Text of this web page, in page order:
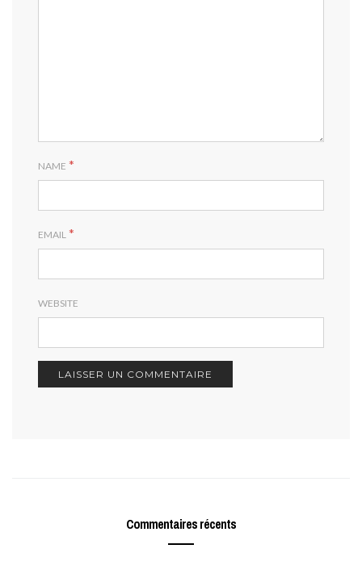
NAME *
EMAIL *
WEBSITE
Commentaires récents